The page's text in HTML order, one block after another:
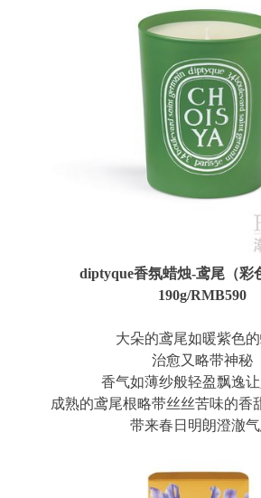
diptyque香氛蜡烛-鸢尾（彩
190g/RMB590
大朵的鸢尾如暖紫色
治愈又略带神秘
香气如薄纱般轻盈飘逸
成熟的鸢尾根略带丝丝苦味的香
带来春日明朗澄澈气